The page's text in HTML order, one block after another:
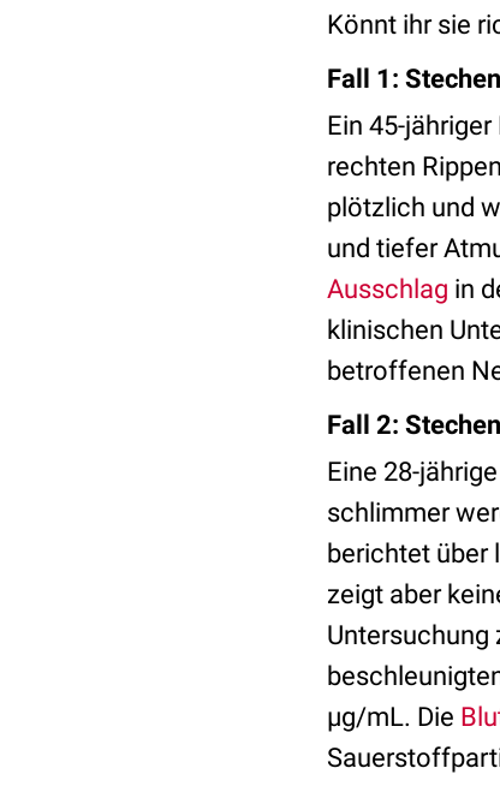
Könnt ihr sie
Fall 1:
Ein 45-
rechten
plötzlich und
und tiefer
Ausschlag in
klinischen
betroffenen
Fall 2:
Eine 28-
schlimmer
berichtet über
zeigt aber
Untersuchung
µg/mL. Die